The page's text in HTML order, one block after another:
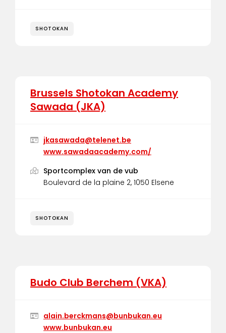
SHOTOKAN
Brussels Shotokan Academy
Sawada (JKA)
jkasawada@telenet.be
www.sawadaacademy.com/
Sportcomplex van de vub
Boulevard de la plaine 2, 1050 Elsene
SHOTOKAN
Budo Club Berchem (VKA)
alain.berckmans@bunbukan.eu
www.bunbukan.eu